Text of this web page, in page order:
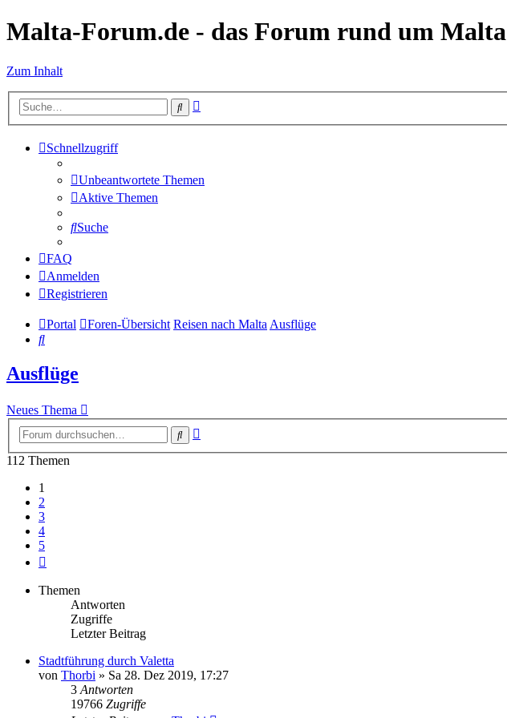
Malta-Forum.de - das Forum rund um Malta
Zum Inhalt
Suche
Schnellzugriff
Unbeantwortete Themen
Aktive Themen
Suche
FAQ
Anmelden
Registrieren
Portal Foren-Übersicht Reisen nach MaltaAusflüge
Suche
Ausflüge
Neues Thema
Suche
112 Themen
1
2
3
4
5
Themen
Antworten
Zugriffe
Letzter Beitrag
Stadtführung durch Valetta
von Thorbi » Sa 28. Dez 2019, 17:27
3 Antworten
19766 Zugriffe